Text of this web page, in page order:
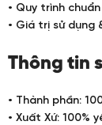
• Quy trình
• Giá trị sử dụng
Thông tin
• Thành phần:
• Xuất Xứ: 100%